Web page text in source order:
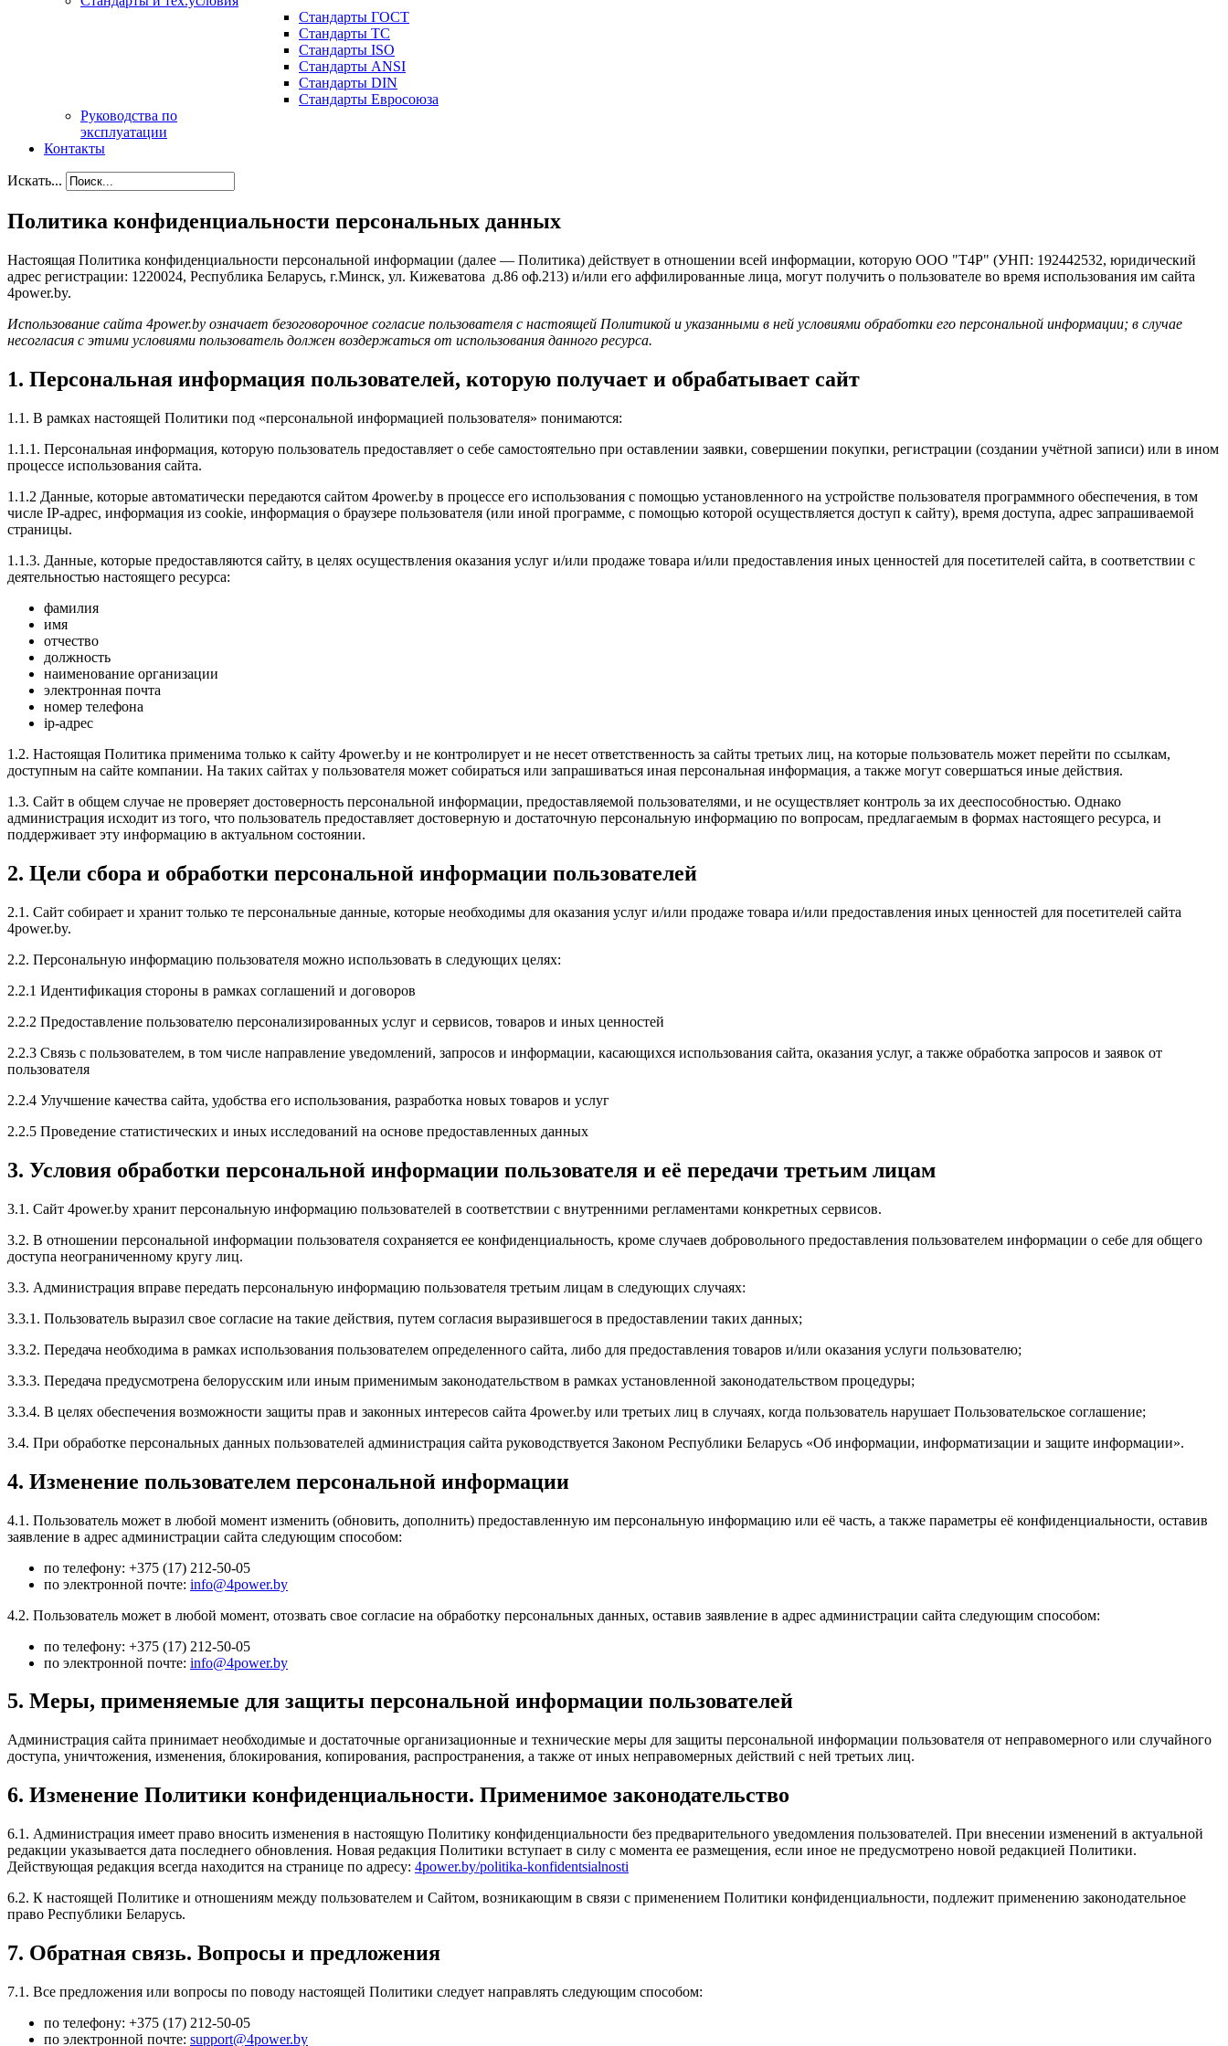
Стандарты ГОСТ
Стандарты ТС
Стандарты ISO
Стандарты ANSI
Стандарты DIN
Стандарты Евросоюза
Руководства по
эксплуатации
Контакты
Искать...
Политика конфиденциальности персональных данных
Настоящая Политика конфиденциальности персональной информации (далее — Политика) действует в отношении всей информации, которую ООО "T4P" (УНП: 192442532, юридический
адрес регистрации: 1220024, Республика Беларусь, г.Минск, ул. Кижеватова д.86 оф.213) и/или его аффилированные лица, могут получить о пользователе во время использования им сайта
4power.by.
Использование сайта 4power.by означает безоговорочное согласие пользователя с настоящей Политикой и указанными в ней условиями обработки его персональной информации; в случае
несогласия с этими условиями пользователь должен воздержаться от использования данного ресурса.
1. Персональная информация пользователей, которую получает и обрабатывает сайт
1.1. В рамках настоящей Политики под «персональной информацией пользователя» понимаются:
1.1.1. Персональная информация, которую пользователь предоставляет о себе самостоятельно при оставлении заявки, совершении покупки, регистрации (создании учётной записи) или в ином
процессе использования сайта.
1.1.2 Данные, которые автоматически передаются сайтом 4power.by в процессе его использования с помощью установленного на устройстве пользователя программного обеспечения, в том
числе IP-адрес, информация из cookie, информация о браузере пользователя (или иной программе, с помощью которой осуществляется доступ к сайту), время доступа, адрес запрашиваемой
страницы.
1.1.3. Данные, которые предоставляются сайту, в целях осуществления оказания услуг и/или продаже товара и/или предоставления иных ценностей для посетителей сайта, в соответствии с
деятельностью настоящего ресурса:
фамилия
имя
отчество
должность
наименование организации
электронная почта
номер телефона
ip-адрес
1.2. Настоящая Политика применима только к сайту 4power.by и не контролирует и не несет ответственность за сайты третьих лиц, на которые пользователь может перейти по ссылкам,
доступным на сайте компании. На таких сайтах у пользователя может собираться или запрашиваться иная персональная информация, а также могут совершаться иные действия.
1.3. Сайт в общем случае не проверяет достоверность персональной информации, предоставляемой пользователями, и не осуществляет контроль за их дееспособностью. Однако
администрация исходит из того, что пользователь предоставляет достоверную и достаточную персональную информацию по вопросам, предлагаемым в формах настоящего ресурса, и
поддерживает эту информацию в актуальном состоянии.
2. Цели сбора и обработки персональной информации пользователей
2.1. Сайт собирает и хранит только те персональные данные, которые необходимы для оказания услуг и/или продаже товара и/или предоставления иных ценностей для посетителей сайта
4power.by.
2.2. Персональную информацию пользователя можно использовать в следующих целях:
2.2.1 Идентификация стороны в рамках соглашений и договоров
2.2.2 Предоставление пользователю персонализированных услуг и сервисов, товаров и иных ценностей
2.2.3 Связь с пользователем, в том числе направление уведомлений, запросов и информации, касающихся использования сайта, оказания услуг, а также обработка запросов и заявок от
пользователя
2.2.4 Улучшение качества сайта, удобства его использования, разработка новых товаров и услуг
2.2.5 Проведение статистических и иных исследований на основе предоставленных данных
3. Условия обработки персональной информации пользователя и её передачи третьим лицам
3.1. Сайт 4power.by хранит персональную информацию пользователей в соответствии с внутренними регламентами конкретных сервисов.
3.2. В отношении персональной информации пользователя сохраняется ее конфиденциальность, кроме случаев добровольного предоставления пользователем информации о себе для общего
доступа неограниченному кругу лиц.
3.3. Администрация вправе передать персональную информацию пользователя третьим лицам в следующих случаях:
3.3.1. Пользователь выразил свое согласие на такие действия, путем согласия выразившегося в предоставлении таких данных;
3.3.2. Передача необходима в рамках использования пользователем определенного сайта, либо для предоставления товаров и/или оказания услуги пользователю;
3.3.3. Передача предусмотрена белорусским или иным применимым законодательством в рамках установленной законодательством процедуры;
3.3.4. В целях обеспечения возможности защиты прав и законных интересов сайта 4power.by или третьих лиц в случаях, когда пользователь нарушает Пользовательское соглашение;
3.4. При обработке персональных данных пользователей администрация сайта руководствуется Законом Республики Беларусь «Об информации, информатизации и защите информации».
4. Изменение пользователем персональной информации
4.1. Пользователь может в любой момент изменить (обновить, дополнить) предоставленную им персональную информацию или её часть, а также параметры её конфиденциальности, оставив
заявление в адрес администрации сайта следующим способом:
по телефону: +375 (17) 212-50-05
по электронной почте: info@4power.by
4.2. Пользователь может в любой момент, отозвать свое согласие на обработку персональных данных, оставив заявление в адрес администрации сайта следующим способом:
по телефону: +375 (17) 212-50-05
по электронной почте: info@4power.by
5. Меры, применяемые для защиты персональной информации пользователей
Администрация сайта принимает необходимые и достаточные организационные и технические меры для защиты персональной информации пользователя от неправомерного или случайного
доступа, уничтожения, изменения, блокирования, копирования, распространения, а также от иных неправомерных действий с ней третьих лиц.
6. Изменение Политики конфиденциальности. Применимое законодательство
6.1. Администрация имеет право вносить изменения в настоящую Политику конфиденциальности без предварительного уведомления пользователей. При внесении изменений в актуальной
редакции указывается дата последнего обновления. Новая редакция Политики вступает в силу с момента ее размещения, если иное не предусмотрено новой редакцией Политики.
Действующая редакция всегда находится на странице по адресу: 4power.by/politika-konfidentsialnosti
6.2. К настоящей Политике и отношениям между пользователем и Сайтом, возникающим в связи с применением Политики конфиденциальности, подлежит применению законодательное
право Республики Беларусь.
7. Обратная связь. Вопросы и предложения
7.1. Все предложения или вопросы по поводу настоящей Политики следует направлять следующим способом:
по телефону: +375 (17) 212-50-05
по электронной почте: support@4power.by